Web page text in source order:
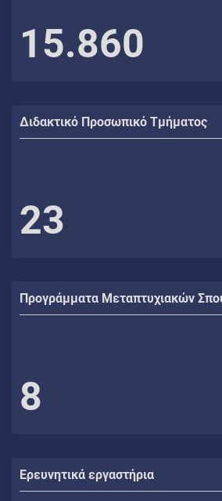
15.860
Διδακτικό Προσωπικό Τμήματος
23
Προγράμματα Μεταπτυχιακών
8
Ερευνητικά εργαστήρια